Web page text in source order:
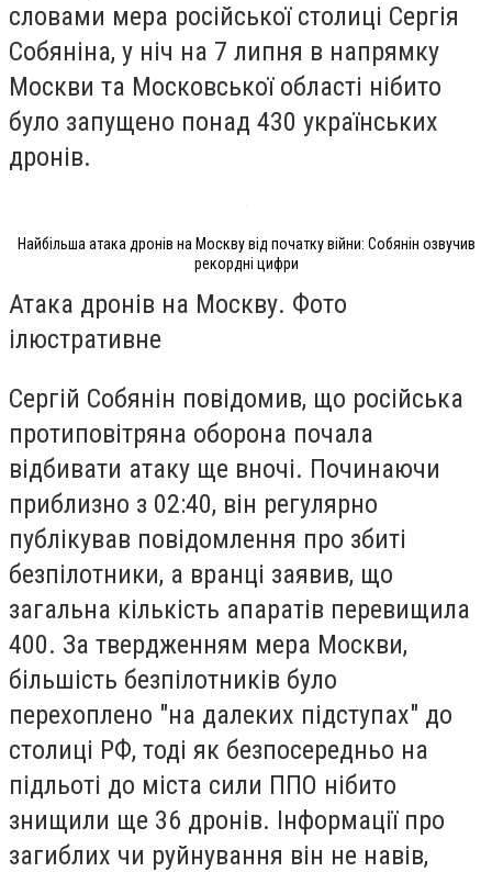
словами мера російської столиці Сергія
Собяніна, у ніч на 7 липня в напрямку
Москви та Московської області нібито
було запущено понад 430 українських
дронів.
Найбільша атака дронів на Москву від початку війни: Собянін озвучив
рекордні цифри
Атака дронів на Москву. Фото
ілюстративне
Сергій Собянін повідомив, що російська
протиповітряна оборона почала
відбивати атаку ще вночі. Починаючи
приблизно з 02:40, він регулярно
публікував повідомлення про збиті
безпілотники, а вранці заявив, що
загальна кількість апаратів перевищила
400. За твердженням мера Москви,
більшість безпілотників було
перехоплено "на далеких підступах" до
столиці РФ, тоді як безпосередньо на
підльоті до міста сили ППО нібито
знищили ще 36 дронів. Інформації про
загиблих чи руйнування він не навів,